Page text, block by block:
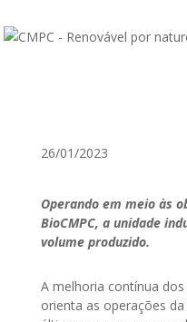
26/01/2023
Operando em meio às
BioCMPC, a unidade
volume produzido.
A melhoria contínua
orienta as operações da